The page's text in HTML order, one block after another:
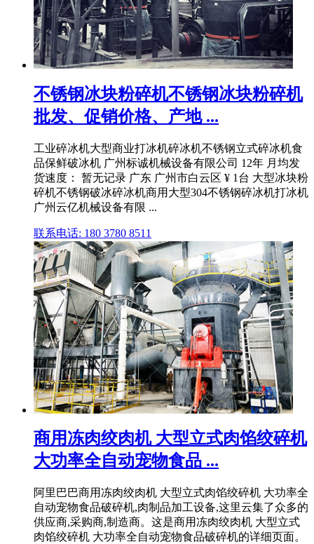
不锈钢冰块粉碎机不锈钢冰块粉碎机
批发、促销价格、产地 ...
工业碎冰机大型商业打冰机碎冰机不锈钢立式碎冰机食
品保鲜破冰机 广州标诚机械设备有限公司 12年 月均发
货速度： 暂无记录 广东 广州市白云区 ¥ 1台 大型冰块粉
碎机不锈钢破冰碎冰机商用大型304不锈钢碎冰机打冰机
广州云亿机械设备有限 ...
联系电话: 180 3780 8511
商用冻肉绞肉机 大型立式肉馅绞碎机
大功率全自动宠物食品 ...
阿里巴巴商用冻肉绞肉机 大型立式肉馅绞碎机 大功率全
自动宠物食品破碎机,肉制品加工设备,这里云集了众多的
供应商,采购商,制造商。这是商用冻肉绞肉机 大型立式
肉馅绞碎机 大功率全自动宠物食品破碎机的详细页面。